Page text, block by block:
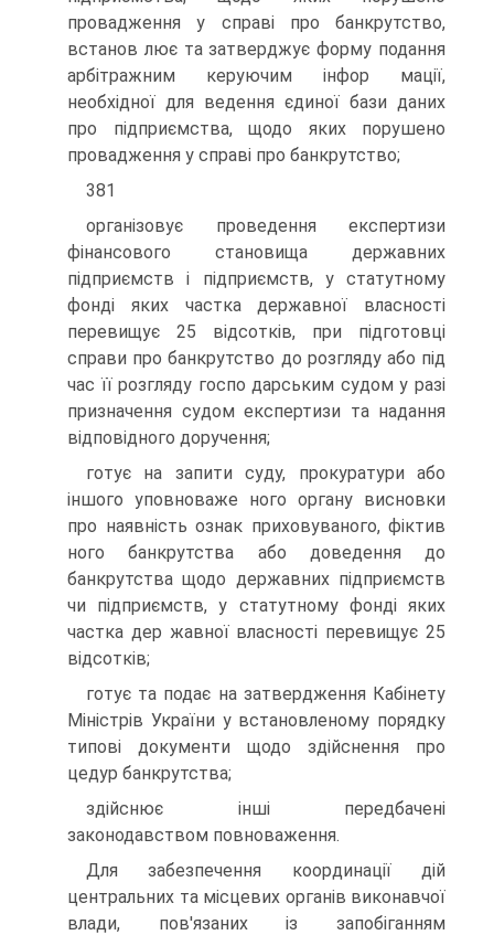
провадження у справі про банкрутство,
встанов лює та затверджує форму подання
арбітражним керуючим інфор мації,
необхідної для ведення єдиної бази даних
про підприємства, щодо яких порушено
провадження у справі про банкрутство;
381
організовує проведення експертизи
фінансового становища державних
підприємств і підприємств, у статутному
фонді яких частка державної власності
перевищує 25 відсотків, при підготовці
справи про банкрутство до розгляду або під
час її розгляду госпо дарським судом у разі
призначення судом експертизи та надання
відповідного доручення;
готує на запити суду, прокуратури або
іншого уповноваже ного органу висновки
про наявність ознак приховуваного, фіктив
ного банкрутства або доведення до
банкрутства щодо державних підприємств
чи підприємств, у статутному фонді яких
частка дер жавної власності перевищує 25
відсотків;
готує та подає на затвердження Кабінету
Міністрів України у встановленому порядку
типові документи щодо здійснення про
цедур банкрутства;
здійснює інші передбачені
законодавством повноваження.
Для забезпечення координації дій
центральних та місцевих органів виконавчої
влади, пов'язаних із запобіганням